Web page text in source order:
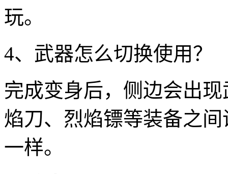
玩。
4、武器怎么切换使用？
完成变身后，侧边会出
焰刀、烈焰镖等装备之
一样。